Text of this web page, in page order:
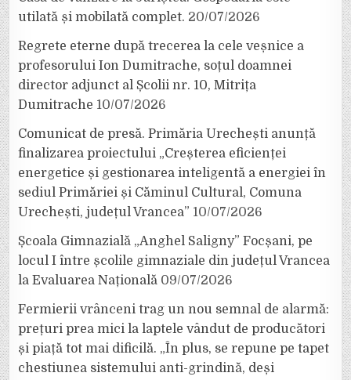
utilată și mobilată complet. 20/07/2026
Regrete eterne după trecerea la cele veșnice a
profesorului Ion Dumitrache, soțul doamnei
director adjunct al Școlii nr. 10, Mitrița
Dumitrache 10/07/2026
Comunicat de presă. Primăria Urechești anunță
finalizarea proiectului „Creșterea eficienței
energetice și gestionarea inteligentă a energiei în
sediul Primăriei și Căminul Cultural, Comuna
Urechești, județul Vrancea” 10/07/2026
Școala Gimnazială „Anghel Saligny” Focșani, pe
locul I între școlile gimnaziale din județul Vrancea
la Evaluarea Națională 09/07/2026
Fermierii vrânceni trag un nou semnal de alarmă:
prețuri prea mici la laptele vândut de producători
și piață tot mai dificilă. „În plus, se repune pe tapet
chestiunea sistemului anti-grindină, deși